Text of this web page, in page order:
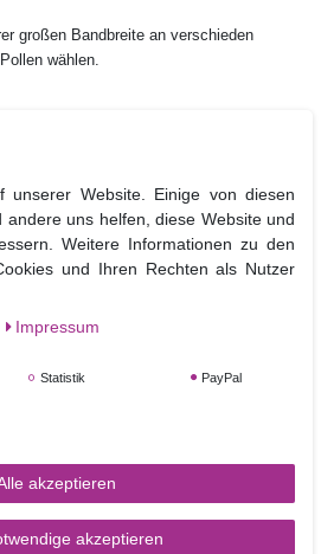
großen Bandbreite an verschieden
wählen.
sehr fein
unserer Website. Einige von diesen
andere uns helfen, diese Website und
Weitere Informationen zu den
und Ihren Rechten als Nutzer
Impressum
Statistik PayPal
akzeptieren
akzeptieren